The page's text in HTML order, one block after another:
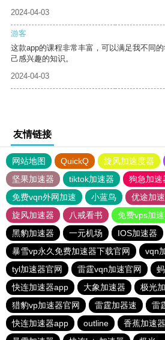
2024-04-03
游客
这款app的课程非常丰富，可以满足我不同
己感兴趣的知识。
2024-04-03
友情链接
网站地图 QuickQ 旋风加速度器
坚果加速器
tiktok加速器
狗急加速
免费vqn外网加速
小蓝鸟 优途加
旋风加速器
八戒看书
免费vps加
黑豹加速器
一元机场 IOS加速器
暴雪vp永久免费加速器下载官网
vqn
tyl加速器官网
雷霆vqn加速官网
快连加速器app
大象加速器 极光
猎豹vp加速器官网
雷霆加器速 雷
快连加速器app
outline
香蕉加速